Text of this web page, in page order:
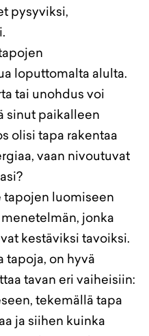
pysyviksi,
loputtomalta alulta.
tai unohdus voi
sinut paikalleen
olisi tapa rakentaa
vaan nivoutuvat
luomiseen
jonka
kestäviksi tavoiksi.
tapoja, on hyvä
tavan eri vaiheisiin:
tekemällä tapa
ja siihen kuinka